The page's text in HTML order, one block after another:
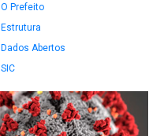
O Prefeito
Estrutura
Dados Abertos
SIC